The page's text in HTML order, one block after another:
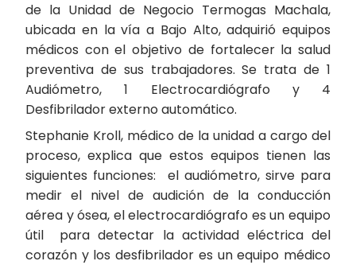
de la Unidad de Negocio Termogas Machala,
ubicada en la vía a Bajo Alto, adquirió equipos
médicos con el objetivo de fortalecer la salud
preventiva de sus trabajadores. Se trata de 1
Audiómetro, 1 Electrocardiógrafo y 4
Desfibrilador externo automático.
Stephanie Kroll, médico de la unidad a cargo del
proceso, explica que estos equipos tienen las
siguientes funciones: el audiómetro, sirve para
medir el nivel de audición de la conducción
aérea y ósea, el electrocardiógrafo es un equipo
útil para detectar la actividad eléctrica del
corazón y los desfibrilador es un equipo médico